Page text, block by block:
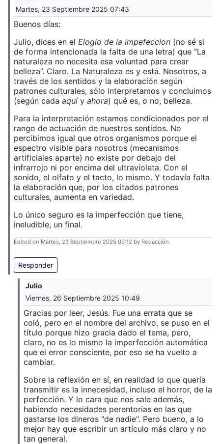
Martes, 23 Septiembre 2025 07:43
Buenos días:
Julio, dices en el Elogio de la impefeccion (no sé si
de forma intencionada la falta de una letra) que “La
naturaleza no necesita esa voluntad para crear
belleza”. Claro. La Naturaleza es y está. Nosotros, a
través de los sentidos y la elaboración según
patrones culturales, sólo interpretamos y concluimos
(según cada aquíy ahora) qué es, o no, belleza.
Para la interpretación estamos condicionados por el
rango de actuación de nuestros sentidos. No
percibimos igual que otros organismos porque el
espectro visible para nosotros (mecanismos
artificiales aparte) no existe por debajo del
infrarrojo ni por encima del ultravioleta. Con el
sonido, el olfato y el tacto, lo mismo. Y todavía falta
la elaboración que, por los citados patrones
culturales, aumenta en variedad.
Lo único seguro es la imperfección que tiene,
ineludible, un final.
Edited on Martes, 23 Septiembre 2025 09:12 by Redacción.
Responder
Julio
Viernes, 26 Septiembre 2025 10:49
Gracias por leer, Jesús. Fue una errata que se
coló, pero en el nombre del archivo, se puso en el
título porque hizo gracia dado el tema, pero,
claro, no es lo mismo la imperfección automática
que el error consciente, por eso se ha vuelto a
cambiar.
Sobre la reflexión en sí, en realidad lo que quería
transmitir es la innecesidad, incluso el horror, de la
perfección. Y lo cara que nos sale además,
habiendo necesidades perentorias en las que
gastarse los dineros "de nadie". Pero bueno, a lo
mejor hay que escribir un artículo más claro y no
tan general.